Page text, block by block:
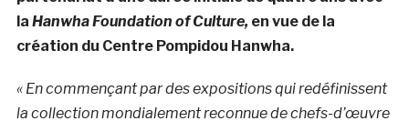
la Hanwha Foundation of Culture, en vue de la
création du Centre Pompidou Hanwha.
« En commençant par des expositions qui redéfinissent
la collection mondialement reconnue de chefs-d’œuvre